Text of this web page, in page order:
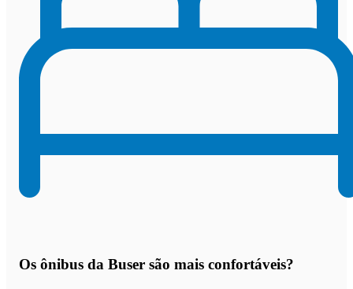
Os ônibus da Buser são mais confortáveis?